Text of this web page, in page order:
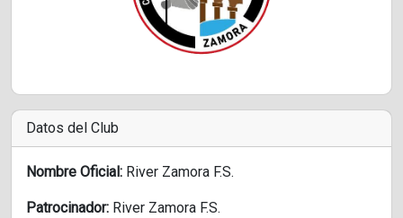
Datos del Club
Nombre Oficial: River Zamora F.S.
Patrocinador: River Zamora F.S.